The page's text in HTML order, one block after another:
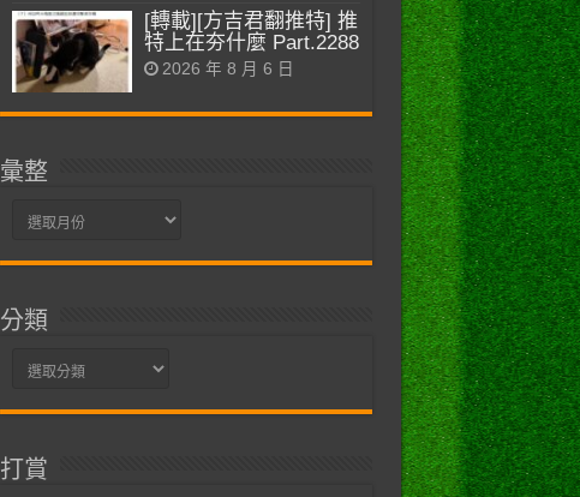
[轉載][方吉君翻推特] 推
特上在夯什麼 Part.2288
2026 年 8 月 6 日
彙整
彙
分類
分
打賞